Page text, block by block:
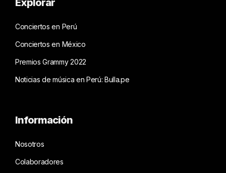
Explorar
Conciertos en Perú
Conciertos en México
Premios Grammy 2022
Noticias de música en Perú: Bulla.pe
Información
Nosotros
Colaboradores